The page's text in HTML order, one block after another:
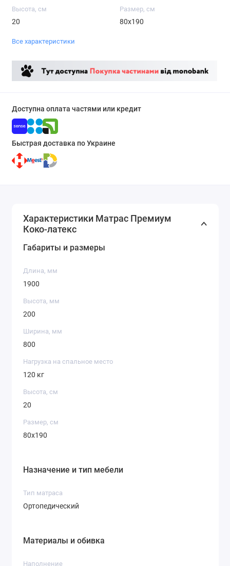
Высота, см
20
Размер, см
80x190
Все характеристики
Доступна оплата частями или кредит
Быстрая доставка по Украине
Характеристики Матрас Премиум
Коко-латекс
Габариты и размеры
Длина, мм
1900
Высота, мм
200
Ширина, мм
800
Нагрузка на спальное место
120 кг
Высота, см
20
Размер, см
80x190
Назначение и тип мебели
Тип матраса
Ортопедический
Материалы и обивка
Наполнение